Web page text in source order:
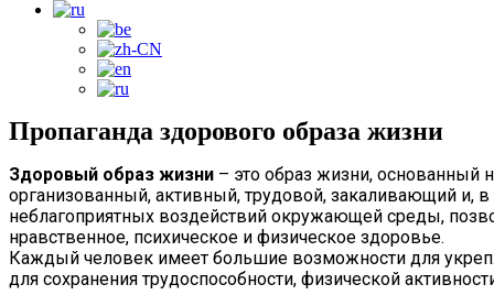
Пропаганда здорового образа жизни
Здоровый образ жизни – это образ жизни, основанный
организованный, активный, трудовой, закаливающий и,
неблагоприятных воздействий окружающей среды,
нравственное, психическое и физическое здоровье.
Каждый человек имеет большие возможности для
для сохранения трудоспособности, физической